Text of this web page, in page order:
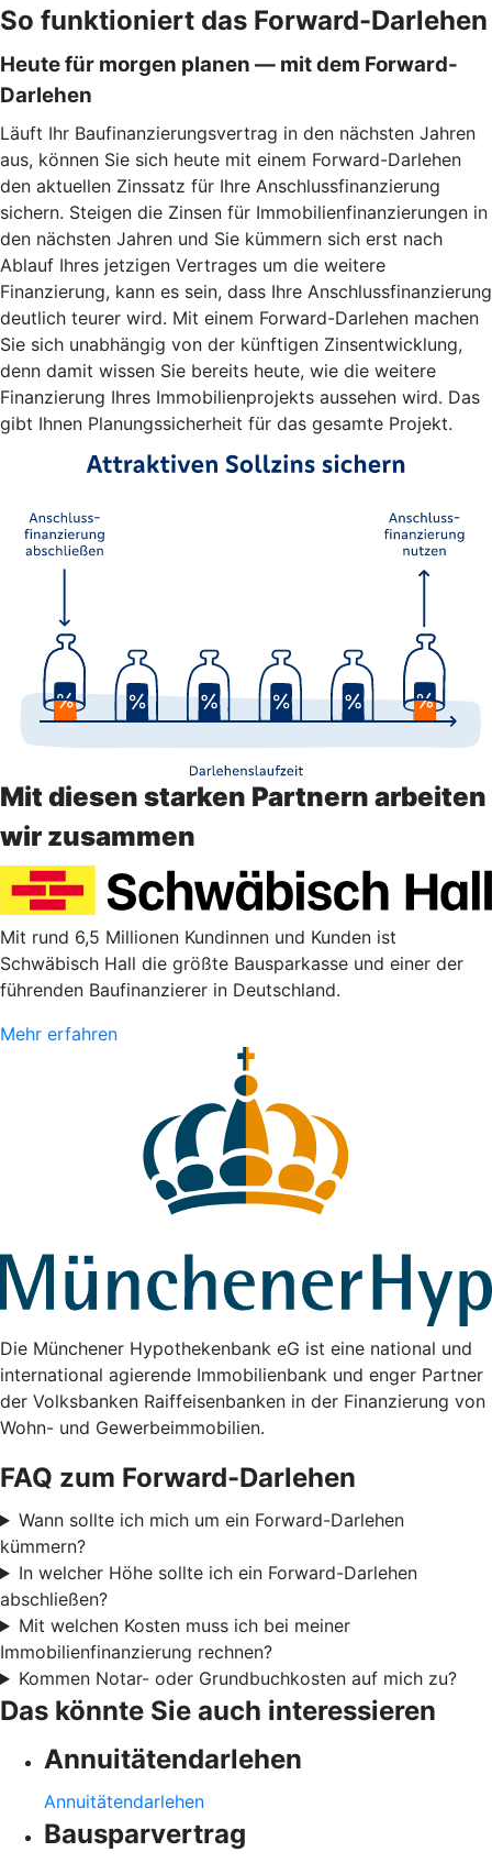
So funktioniert das Forward-Darlehen
Heute für morgen planen — mit dem Forward-
Darlehen
Läuft Ihr Baufinanzierungsvertrag in den nächsten Jahren
aus, können Sie sich heute mit einem Forward-Darlehen
den aktuellen Zinssatz für Ihre Anschlussfinanzierung
sichern. Steigen die Zinsen für Immobilienfinanzierungen in
den nächsten Jahren und Sie kümmern sich erst nach
Ablauf Ihres jetzigen Vertrages um die weitere
Finanzierung, kann es sein, dass Ihre Anschlussfinanzierung
deutlich teurer wird. Mit einem Forward-Darlehen machen
Sie sich unabhängig von der künftigen Zinsentwicklung,
denn damit wissen Sie bereits heute, wie die weitere
Finanzierung Ihres Immobilienprojekts aussehen wird. Das
gibt Ihnen Planungssicherheit für das gesamte Projekt.
Mit diesen starken Partnern arbeiten
wir zusammen
Mit rund 6,5 Millionen Kundinnen und Kunden ist
Schwäbisch Hall die größte Bausparkasse und einer der
führenden Baufinanzierer in Deutschland.
Mehr erfahren
Die Münchener Hypothekenbank eG ist eine national und
international agierende Immobilienbank und enger Partner
der Volksbanken Raiffeisenbanken in der Finanzierung von
Wohn- und Gewerbeimmobilien.
FAQ zum Forward-Darlehen
Wann sollte ich mich um ein Forward-Darlehen
kümmern?
In welcher Höhe sollte ich ein Forward-Darlehen
abschließen?
Mit welchen Kosten muss ich bei meiner
Immobilienfinanzierung rechnen?
Kommen Notar- oder Grundbuchkosten auf mich zu?
Das könnte Sie auch interessieren
Annuitätendarlehen
Annuitätendarlehen
Bausparvertrag